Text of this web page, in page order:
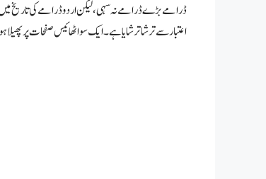
ڈرامے بڑے ڈرامے نہ سہی ، لیکن اردو ڈرامے کی تاریخ
اعتبار سے ترشا ترشایا ہے۔ ایک سو اٹھائیس صفحات پر